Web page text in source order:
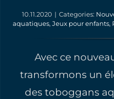
10.11.2020 | Categories:
aquatiques, Jeux pour enfants,
Avec ce
transformons un
des toboggans